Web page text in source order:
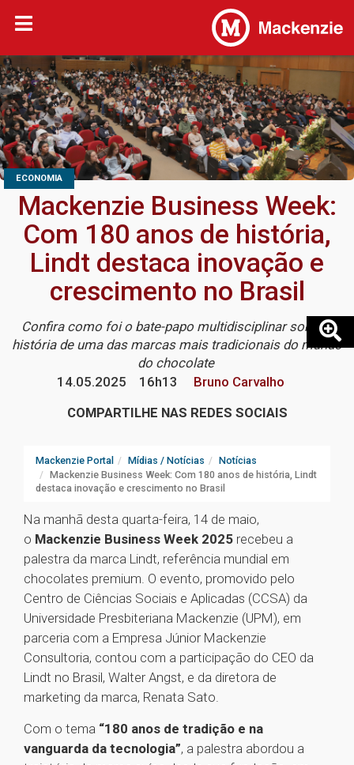
ECONOMIA
Mackenzie Business Week:
Com 180 anos de história,
Lindt destaca inovação e
crescimento no Brasil
Confira como foi o bate-papo multidisciplinar sobre a
história de uma das marcas mais tradicionais do mundo
do chocolate
14.05.2025
16h13
Bruno Carvalho
COMPARTILHE NAS REDES SOCIAIS
Mackenzie Portal Mídias / Notícias
Notícias
Mackenzie Business Week: Com 180 anos de história, Lindt
destaca inovação e crescimento no Brasil
Na manhã desta quarta-feira, 14 de maio,
o Mackenzie Business Week 2025 recebeu a
palestra da marca Lindt, referência mundial em
chocolates premium. O evento, promovido pelo
Centro de Ciências Sociais e Aplicadas (CCSA) da
Universidade Presbiteriana Mackenzie (UPM), em
parceria com a Empresa Júnior Mackenzie
Consultoria, contou com a participação do CEO da
Lindt no Brasil, Walter Angst, e da diretora de
marketing da marca, Renata Sato.
Com o tema “180 anos de tradição e na
vanguarda da tecnologia”, a palestra abordou a